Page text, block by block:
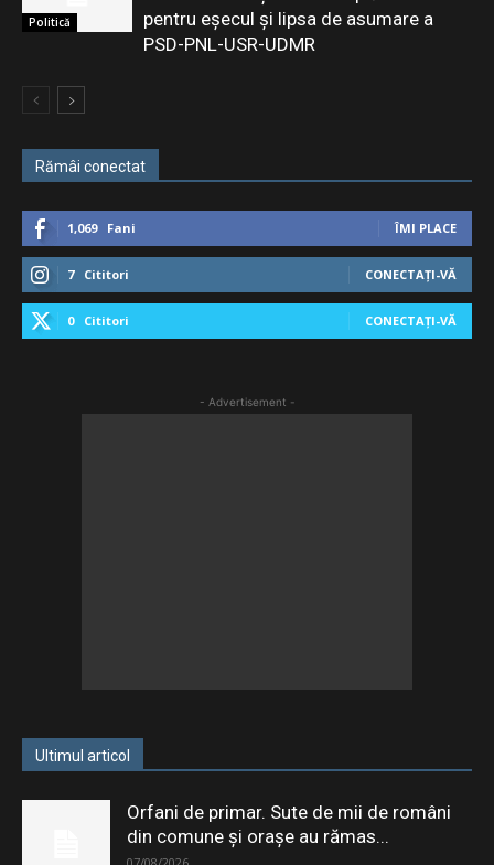
Politică
pentru eşecul şi lipsa de asumare a
PSD-PNL-USR-UDMR
Rămâi conectat
1,069 Fani ÎMI PLACE
7 Cititori CONECTAȚI-VĂ
0 Cititori CONECTAȚI-VĂ
- Advertisement -
Ultimul articol
Orfani de primar. Sute de mii de români
din comune și orașe au rămas...